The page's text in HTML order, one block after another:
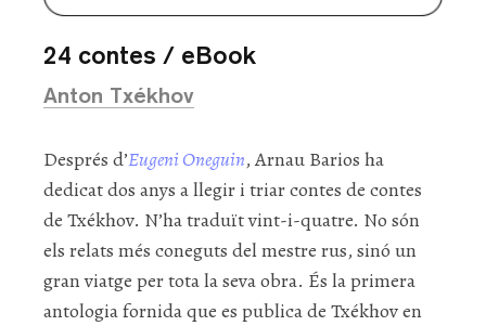
24 contes / eBook
Anton Txékhov
Després d’Eugeni Oneguin, Arnau Barios ha
dedicat dos anys a llegir i triar contes de contes
de Txékhov. N’ha traduït vint-i-quatre. No són
els relats més coneguts del mestre rus, sinó un
gran viatge per tota la seva obra. És la primera
antologia fornida que es publica de Txékhov en